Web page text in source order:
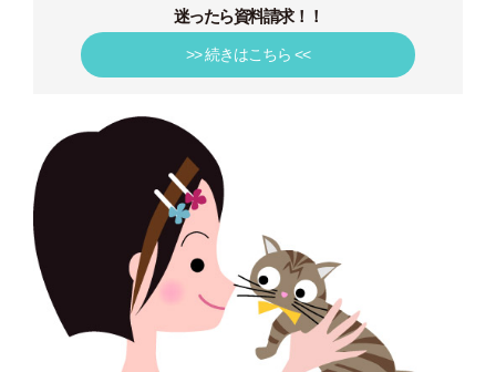
迷ったら資料請求！！
>> 続きはこちら <<